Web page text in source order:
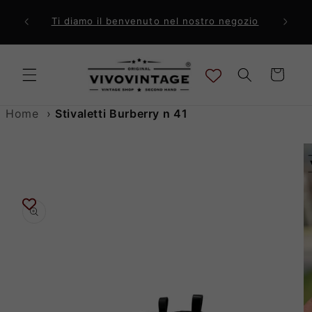
direttamente
ai contenuti
a 99€ Ti diamo il benvenuto nel nostro negozio
Carrello
Home › Stivaletti Burberry n 41